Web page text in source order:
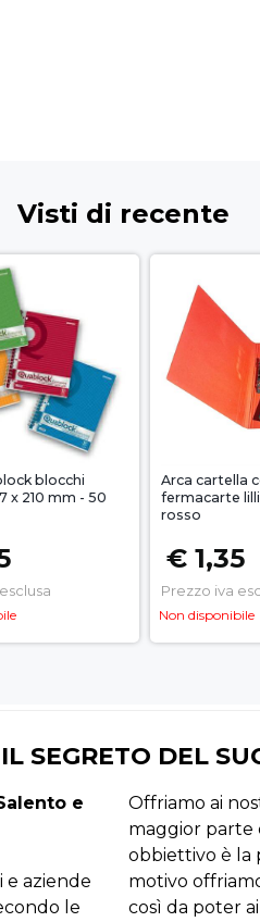
Visti di recente
blocchi
x 210 mm - 50
Arca cartella
fermacarte
rosso
€ 1,35
Prezzo iva
Non disponibile
SEGRETO DEL
e
e aziende
le
Offriamo ai
maggior parte
obbiettivo è la
motivo
così da poter